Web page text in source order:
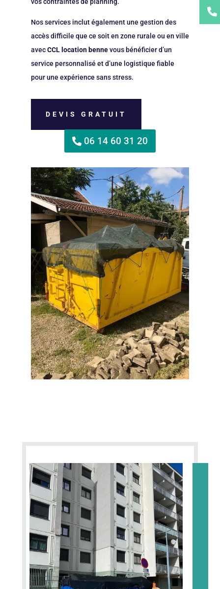
Nos services inclut également une gestion des
accès difficile que ce soit en zone rurale ou en ville
avecCCL location bennevous bénéficier d’un
service personnalisé et d’une logistique fiable
pour une expérience sans stress.
DEVIS GRATUIT
06 14 60 31 20